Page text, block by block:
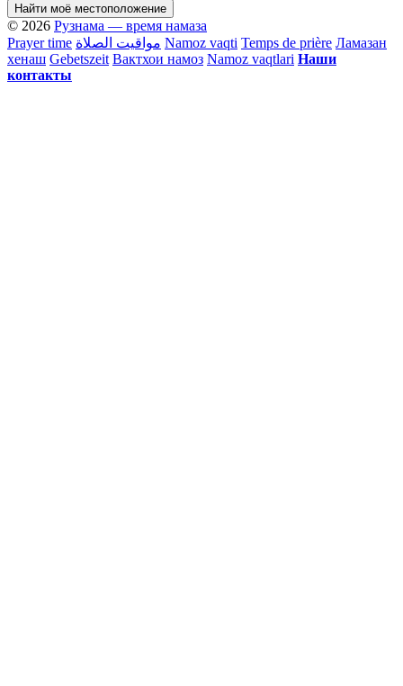
Найти моё местоположение
© 2026 Рузнама — время намаза
Prayer time مواقيت الصلاة Namoz vaqti Temps de prière Ламазан
хенаш Gebetszeit Вактхои намоз Namoz vaqtlari Наши
контакты